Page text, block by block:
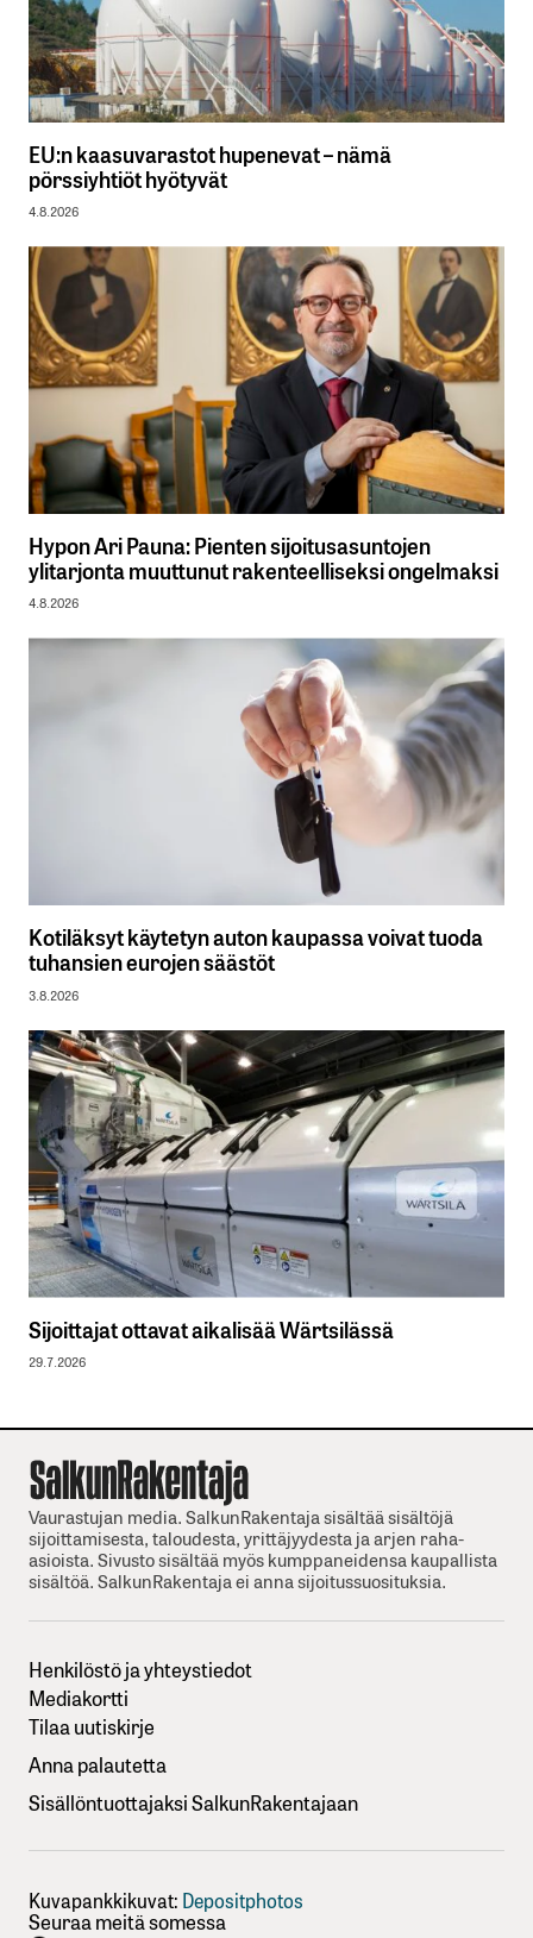
EU:n kaasuvarastot hupenevat – nämä
pörssiyhtiöt hyötyvät
4.8.2026
Hypon Ari Pauna: Pienten sijoitusasuntojen
ylitarjonta muuttunut rakenteelliseksi ongelmaksi
4.8.2026
Kotiläksyt käytetyn auton kaupassa voivat tuoda
tuhansien eurojen säästöt
3.8.2026
Sijoittajat ottavat aikalisää Wärtsilässä
29.7.2026
Vaurastujan media. SalkunRakentaja sisältää sisältöjä
sijoittamisesta, taloudesta, yrittäjyydesta ja arjen raha-
asioista. Sivusto sisältää myös kumppaneidensa kaupallista
sisältöä. SalkunRakentaja ei anna sijoitussuosituksia.
Henkilöstö ja yhteystiedot
Mediakortti
Tilaa uutiskirje
Anna palautetta
Sisällöntuottajaksi SalkunRakentajaan
Kuvapankkikuvat: Depositphotos
Seuraa meitä somessa